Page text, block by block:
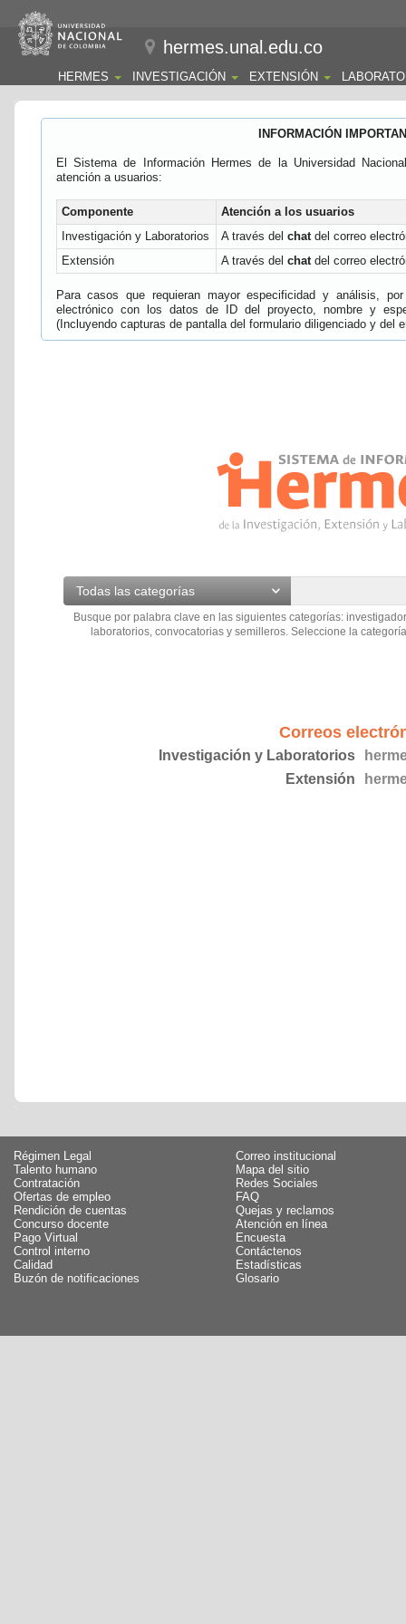
hermes.unal.edu.co
HERMES INVESTIGACIÓN EXTENSIÓN
INFORMACIÓN
El Sistema de Información Hermes de la Universidad
atención a usuarios:
Componente
Atención a los usuarios
Investigación y Laboratorios
A través del chatdel correo
Extensión
A través del chatdel correo
Para casos que requieran mayor especificidad y análisis,
electrónico con los datos de ID del proyecto, nombre y
(Incluyendo capturas de pantalla del formulario diligenciado y del
Todas las categorías
Busque por palabra clave en las siguientes categorías:
laboratorios, convocatorias y semilleros. Seleccione la
Correos
Investigación y Laboratorios
Extensión
Régimen Legal
Talento humano
Contratación
Ofertas de empleo
Rendición de cuentas
Concurso docente
Pago Virtual
Control interno
Calidad
Buzón de notificaciones
Correo institucional
Mapa del sitio
Redes Sociales
FAQ
Quejas y reclamos
Atención en línea
Encuesta
Contáctenos
Estadísticas
Glosario